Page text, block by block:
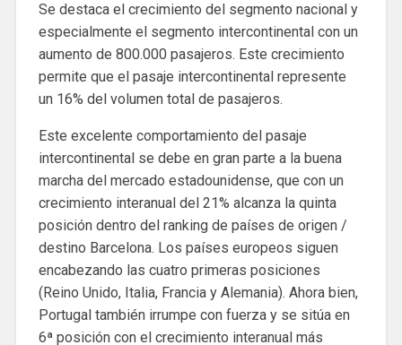
Se destaca el crecimiento del segmento nacional y
especialmente el segmento intercontinental con un
aumento de 800.000 pasajeros. Este crecimiento
permite que el pasaje intercontinental represente
un 16% del volumen total de pasajeros.
Este excelente comportamiento del pasaje
intercontinental se debe en gran parte a la buena
marcha del mercado estadounidense, que con un
crecimiento interanual del 21% alcanza la quinta
posición dentro del ranking de países de origen /
destino Barcelona. Los países europeos siguen
encabezando las cuatro primeras posiciones
(Reino Unido, Italia, Francia y Alemania). Ahora bien,
Portugal también irrumpe con fuerza y ​​se sitúa en
6ª posición con el crecimiento interanual más